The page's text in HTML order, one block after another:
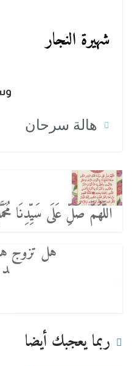
شهيرة النجار
هالة سرحان
اللَّهُمَّ صَلِّ عَلَى سَيِّدِنَا
هل تزوج
ربما يعجبك أيضا